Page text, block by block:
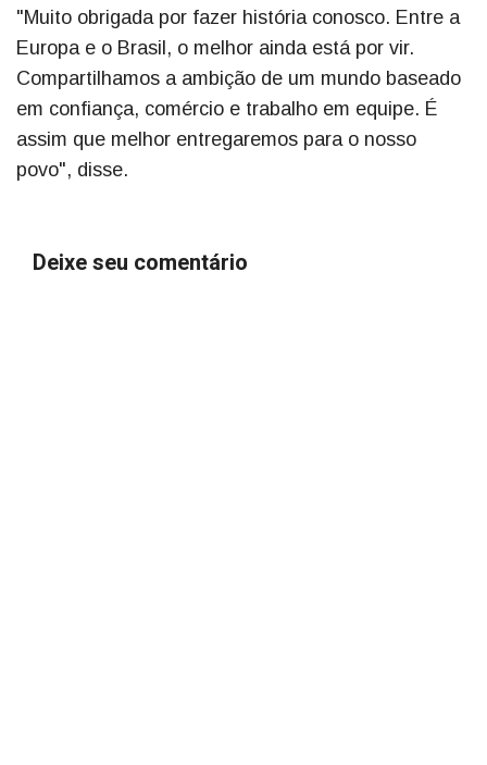
"Muito obrigada por fazer história conosco. Entre a
Europa e o Brasil, o melhor ainda está por vir.
Compartilhamos a ambição de um mundo baseado
em confiança, comércio e trabalho em equipe. É
assim que melhor entregaremos para o nosso
povo", disse.
Deixe seu comentário